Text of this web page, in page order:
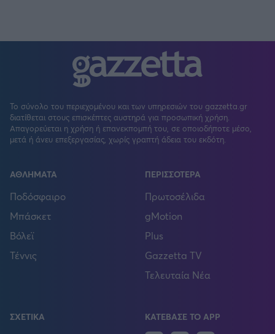
Το σύνολο του περιεχομένου και των υπηρεσιών του gazzetta.gr
διατίθεται στους επισκέπτες αυστηρά για προσωπική χρήση.
Απαγορεύεται η χρήση ή επανεκπομπή του, σε οποιοδήποτε μέσο,
μετά ή άνευ επεξεργασίας, χωρίς γραπτή άδεια του εκδότη.
ΑΘΛΗΜΑΤΑ
Ποδόσφαιρο
Μπάσκετ
Βόλεϊ
Τέννις
ΠΕΡΙΣΣΟΤΕΡΑ
Πρωτοσέλιδα
gMotion
Plus
Gazzetta TV
Τελευταία Νέα
ΣΧΕΤΙΚΑ ΚΑΤΕΒΑΣΕ ΤΟ APP